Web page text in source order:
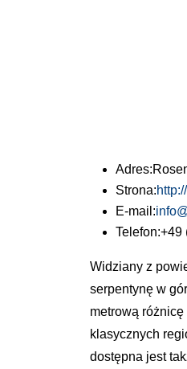
Adres:
Strona:
E-mail:
Telefon:+49
Widziany z
serpentynę w
metrową
klasycznych
dostępna jest